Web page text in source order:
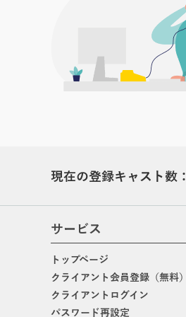
現在の登録キャスト数：
サービス
トップページ
クライアント会員登録（無料）
クライアントログイン
パスワード再設定